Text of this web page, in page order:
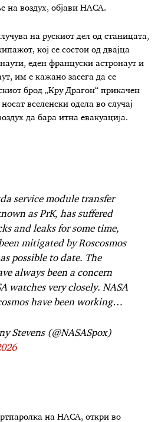
на воздух, објави НАСА.
на рускиот дел од станицата,
кој се состои од двајца
еден француски астронаут и
им е кажано засега да се
брод „Кру Драгон“ прикачен
вселенски одела во случај
да бара итна евакуација.
service module transfer
as PrK, has suffered
and leaks for some time,
mitigated by Roscosmos
possible to date. The
always been a concern
watches very closely. NASA
have been working…
Stevens (@NASASpox)
на НАСА, откри во